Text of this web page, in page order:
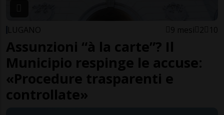
LUGANO 9 mesi 2 10
Assunzioni “à la carte”? Il
Municipio respinge le accuse:
«Procedure trasparenti e
controllate»